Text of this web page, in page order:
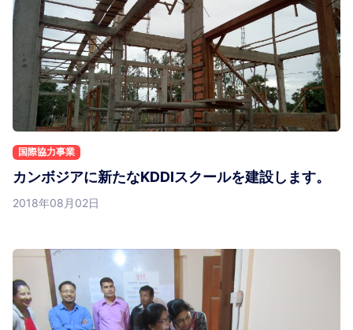
国際協力事業
カンボジアに新たなKDDIスクールを建設します。
2018年08月02日